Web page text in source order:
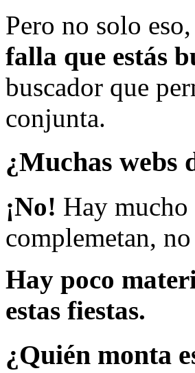
Pero no solo eso,
falla que estás
buscador que
conjunta.
¿Muchas webs
¡No! Hay mucho
complemetan,
Hay poco
estas fiestas.
¿Quién monta